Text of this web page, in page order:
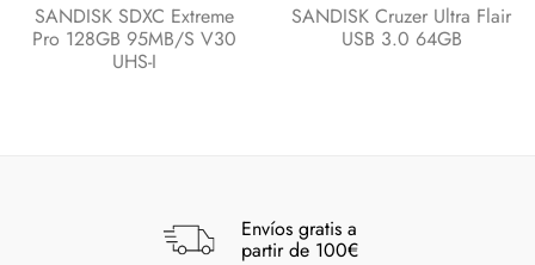
SANDISK SDXC Extreme
Pro 128GB 95MB/s V30
UHS-I
SANDISK Cruzer Ultra Flair
USB 3.0 64GB
Envíos gratis a
partir de 100€